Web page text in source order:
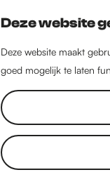
Deze website
Deze website maakt
goed mogelijk te laten